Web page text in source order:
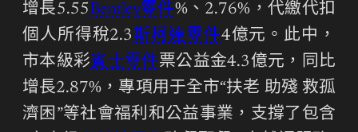
增長5.55Bentley零件%、2.76%，代繳代扣
個人所得稅2.3斯柯達零件4億元。此中，
市本級彩賓士零件票公益金4.3億元，同比
增長2.87%，專項用于全市“扶老 助殘 救孤
濟困”等社會福利和公益事業，支撐了包含